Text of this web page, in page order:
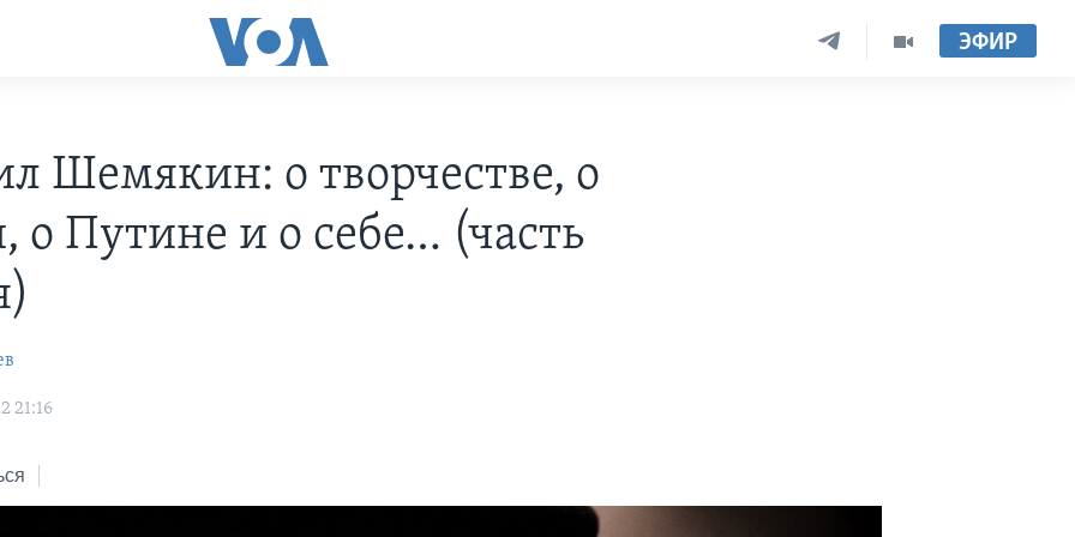
ЭФИР
Шемякин: о творчестве, о
о Путине и о себе… (часть
21:16